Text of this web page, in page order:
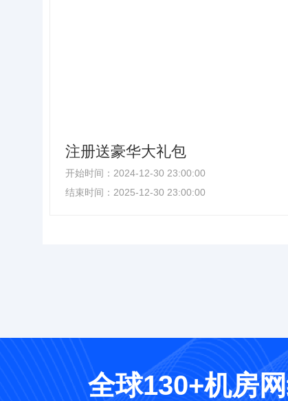
注册送豪华大礼包
开始时间： 2024-12-30 23:00:00
结束时间： 2025-12-30 23:00:00
全球130+机房